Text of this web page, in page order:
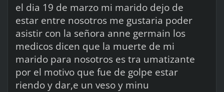
el dia 19 de marzo mi marido dejo de
estar entre nosotros me gustaria poder
asistir con la señora anne germain los
medicos dicen que la muerte de mi
marido para nosotros es tra umatizante
por el motivo que fue de golpe estar
riendo y dar,e un veso y minu